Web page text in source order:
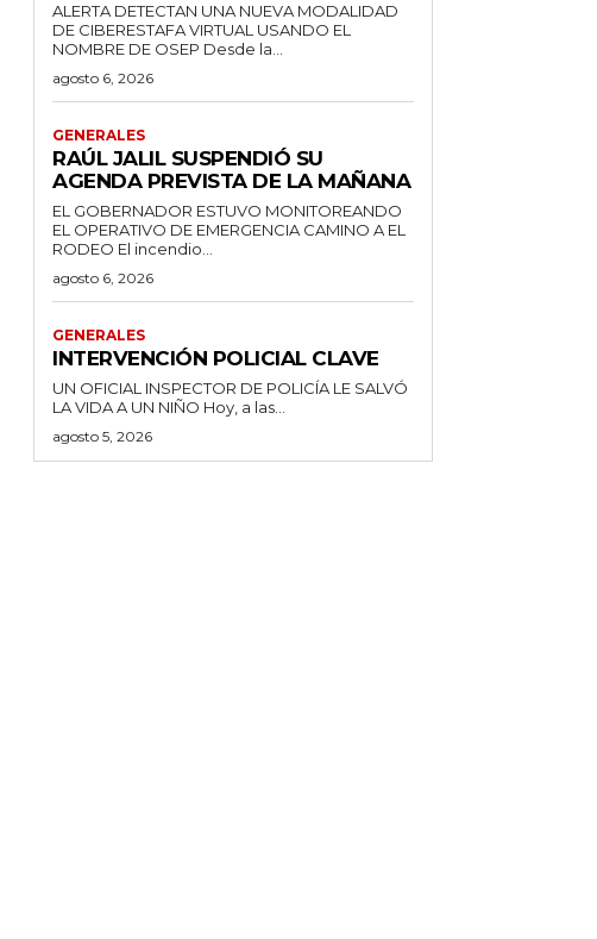
ALERTA DETECTAN UNA NUEVA MODALIDAD
DE CIBERESTAFA VIRTUAL USANDO EL
NOMBRE DE OSEP Desde la...
agosto 6, 2026
GENERALES
RAÚL JALIL SUSPENDIÓ SU
AGENDA PREVISTA DE LA MAÑANA
EL GOBERNADOR ESTUVO MONITOREANDO
EL OPERATIVO DE EMERGENCIA CAMINO A EL
RODEO El incendio...
agosto 6, 2026
GENERALES
INTERVENCIÓN POLICIAL CLAVE
UN OFICIAL INSPECTOR DE POLICÍA LE SALVÓ
LA VIDA A UN NIÑO Hoy, a las...
agosto 5, 2026